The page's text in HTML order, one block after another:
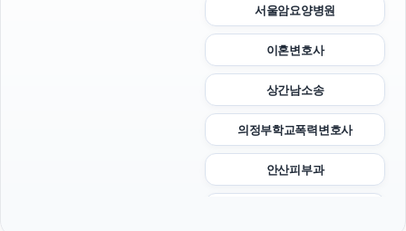
서울암요양병원
이혼변호사
상간남소송
의정부학교폭력변호사
안산피부과